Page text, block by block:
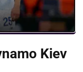
Kiev